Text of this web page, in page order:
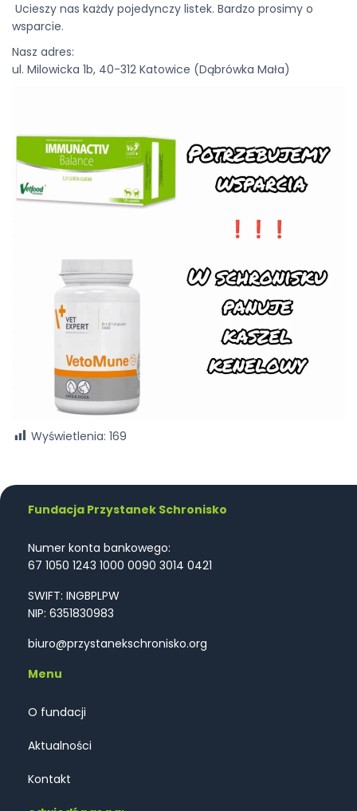
Ucieszy nas każdy pojedynczy listek. Bardzo prosimy o
wsparcie.
Nasz adres:
ul. Milowicka 1b, 40-312 Katowice (Dąbrówka Mała)
Wyświetlenia: 169
Fundacja Przystanek Schronisko
Numer konta bankowego:
67 1050 1243 1000 0090 3014 0421
SWIFT: INGBPLPW
NIP: 6351830983
biuro@przystanekschronisko.org
Menu
O fundacji
Aktualności
Kontakt